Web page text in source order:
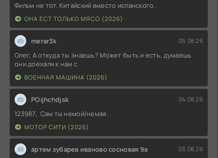
Фильм не тот. Китайский вместо испанского.
ОНА ЕСТ ТОЛЬКО МЯСО (2026)
merar3k 05.08.26
Олег, А откуда ты знаешь? Может быть и есть, думаешь
они доехали к нам с
ВОЕННАЯ МАШИНА (2026)
POijhchdjsk 04.08.26
123987, Сам ты немой/немая.
МОТОР СИТИ (2026)
артем зубарев иваново сосновая 9а 03.08.26